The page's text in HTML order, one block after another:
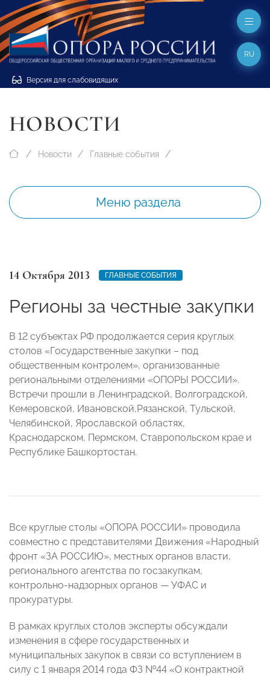
Версия для слабовидящих
RU
НОВОСТИ
Новости Главные события
Меню раздела
14 Октября 2013 ГЛАВНЫЕ СОБЫТИЯ
Регионы за честные закупки
В 12 субъектах РФ продолжается серия круглых
столов «Государственные закупки – под
общественным контролем», организованные
региональными отделениями «ОПОРЫ РОССИИ».
Встречи прошли в Ленинградской, Волгоградской,
Кемеровской, Ивановской,Рязанской, Тульской,
Челябинской, Ярославской областях,
Краснодарском, Пермском, Ставропольском крае и
Республике Башкортостан.
Все круглые столы «ОПОРА РОССИИ» проводила
совместно с представителями Движения «Народный
фронт «ЗА РОССИЮ», местных органов власти,
регионального агентства по госзакупкам,
контрольно-надзорных органов — УФАС и
прокуратуры.
В рамках круглых столов эксперты обсуждали
изменения в сфере государственных и
муниципальных закупок в связи со вступлением в
силу с 1 января 2014 года ФЗ №44 «О контрактной